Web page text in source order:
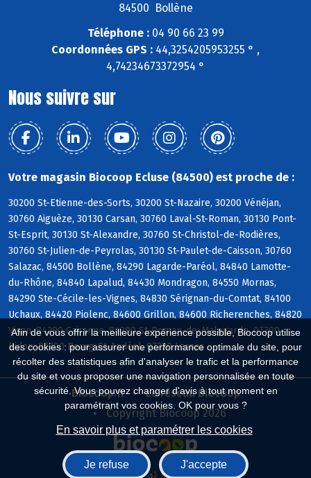
Afin de vous offrir la meilleure expérience possible, Biocoop utilise
des cookies : pour assurer une performance optimale du site, pour
récolter des statistiques afin d'analyser le trafic et la performance
du site et vous proposer une navigation personnalisée en toute
sécurité. Vous pouvez changer d'avis à tout moment en
paramétrant vos cookies. OK pour vous ?
En savoir plus et paramétrer les cookies
Je refuse J'accepte
84500 Bollène
Téléphone :04 90 66 23 99
Coordonnées GPS : 44,3254205953255 ° ,
4,74234673372954 °
Nous suivre sur
Votre magasin Biocoop Ecluse (84500) est proche de :
30200 St-Etienne-des-Sorts, 30200 St-Nazaire, 30200 Vénéjan,
30760 Aiguèze, 30130 Carsan, 30760 Laval-St-Roman, 30130 Pont-
St-Esprit, 30130 St-Alexandre, 30760 St-Christol-de-Rodières,
30760 St-Julien-de-Peyrolas, 30130 St-Paulet-de-Caisson, 30760
Salazac, 84500 Bollène, 84290 Lagarde-Paréol, 84840 Lamotte-
du-Rhône, 84840 Lapalud, 84430 Mondragon, 84550 Mornas,
84290 Ste-Cécile-les-Vignes, 84830 Sérignan-du-Comtat, 84100
Uchaux, 84420 Piolenc, 84600 Grillon, 84600 Richerenches, 84820
Visan, 84290 Cairanne, 84290 St-Roman-de-Malegarde, 07700
Bidon, 07700 Bourg-St-Andéol, 07220 Larnas
Biocoop.fr
Le réseau Biocoop
Copyright Biocoop 2026